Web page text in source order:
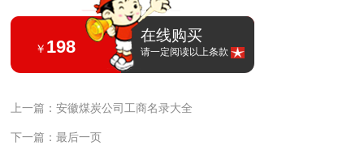
￥ 198
在线购买
请一定阅读以上条款
上一篇：安徽煤炭公司工商名录大全
下一篇：最后一页